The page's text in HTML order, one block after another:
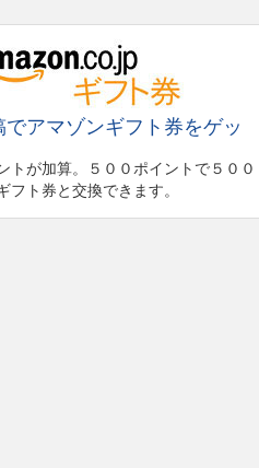
でアマゾンギフト券をゲッ
トが加算。５００ポイントで５００
フト券と交換できます。